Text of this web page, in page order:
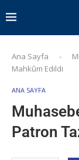
Ana Sayfa -
Mahkûm Edildi
ANA SAYFA
Patron